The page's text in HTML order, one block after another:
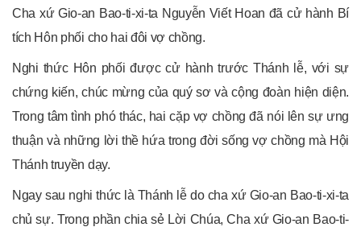
Cha xứ Gio-an Bao-ti-xi-ta Nguyễn Viết Hoan đã cử hành Bí
tích Hôn phối cho hai đôi vợ chồng.
Nghi thức Hôn phối được cử hành trước Thánh lễ, với sự
chứng kiến, chúc mừng của quý sơ và cộng đoàn hiện diện.
Trong tâm tình phó thác, hai cặp vợ chồng đã nói lên sự ưng
thuận và những lời thề hứa trong đời sống vợ chồng mà Hội
Thánh truyền dạy.
Ngay sau nghi thức là Thánh lễ do cha xứ Gio-an Bao-ti-xi-ta
chủ sự. Trong phần chia sẻ Lời Chúa, Cha xứ Gio-an Bao-ti-